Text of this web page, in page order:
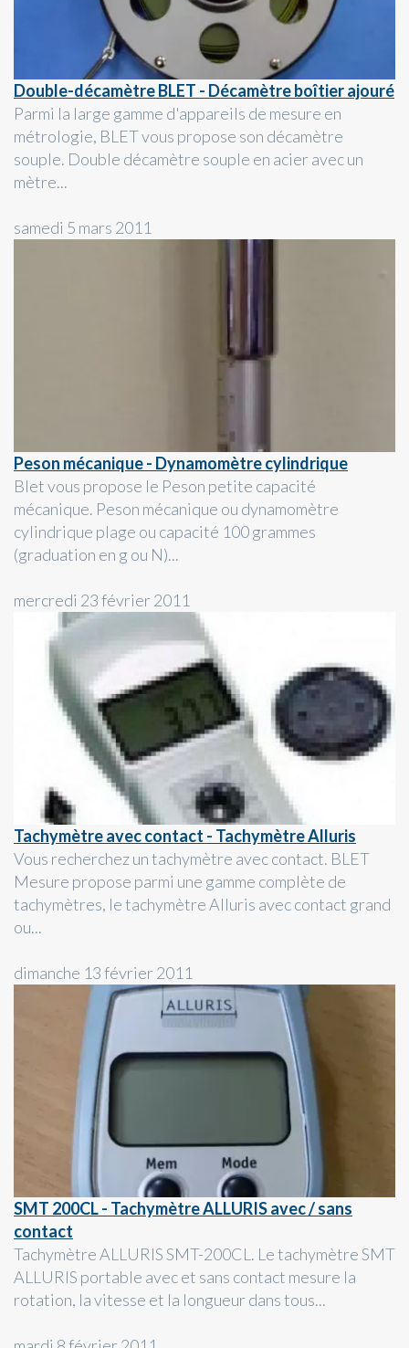
Double-décamètre BLET - Décamètre boîtier ajouré
Parmi la large gamme d'appareils de mesure en
métrologie, BLET vous propose son décamètre
souple. Double décamètre souple en acier avec un
mètre...
samedi 5 mars 2011
Peson mécanique - Dynamomètre cylindrique
Blet vous propose le Peson petite capacité
mécanique. Peson mécanique ou dynamomètre
cylindrique plage ou capacité 100 grammes
(graduation en g ou N)...
mercredi 23 février 2011
Tachymètre avec contact - Tachymètre Alluris
Vous recherchez un tachymètre avec contact. BLET
Mesure propose parmi une gamme complète de
tachymètres, le tachymètre Alluris avec contact grand
ou...
dimanche 13 février 2011
SMT 200CL - Tachymètre ALLURIS avec / sans
contact
Tachymètre ALLURIS SMT-200CL. Le tachymètre SMT
ALLURIS portable avec et sans contact mesure la
rotation, la vitesse et la longueur dans tous...